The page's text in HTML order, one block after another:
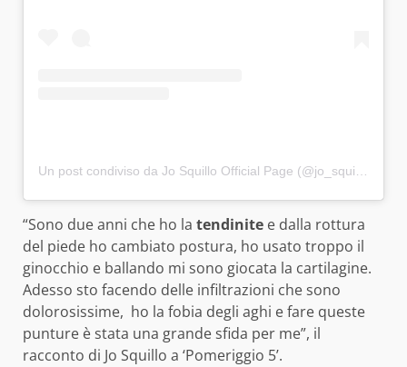
Un post condiviso da Jo Squillo Official Page (@jo_squillo)
“Sono due anni che ho la tendinite e dalla rottura
del piede ho cambiato postura, ho usato troppo il
ginocchio e ballando mi sono giocata la cartilagine.
Adesso sto facendo delle infiltrazioni che sono
dolorosissime, ho la fobia degli aghi e fare queste
punture è stata una grande sfida per me”, il
racconto di Jo Squillo a ‘Pomeriggio 5’.